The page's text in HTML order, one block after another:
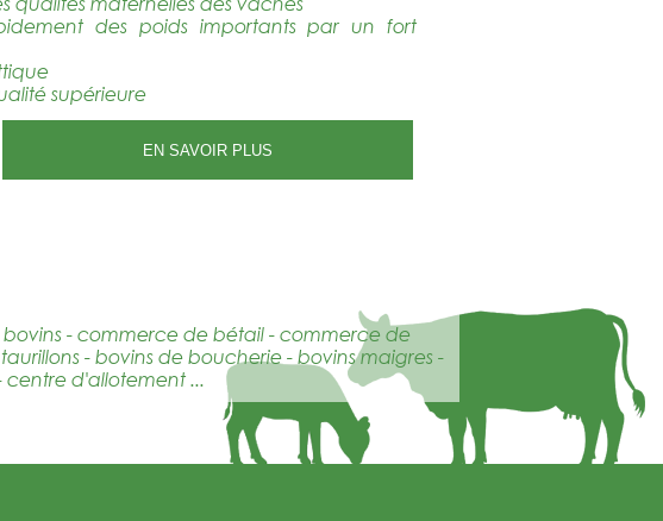
des poids importants par un fort
supérieure
EN SAVOIR PLUS
- commerce de bétail - commerce de
- bovins de boucherie - bovins maigres -
d'allotement ...